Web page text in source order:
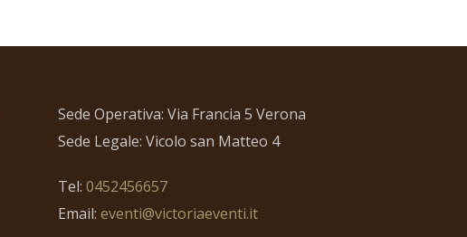
Sede Operativa: Via Francia 5 Verona
Sede Legale: Vicolo san Matteo 4
Tel: 0452456657
Email: eventi@victoriaeventi.it